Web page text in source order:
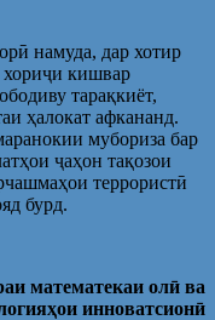
намуда, дар хотир
кишвар
тарақкиёт,
ҳалокат афкананд.
мубориза бар
ҷаҳон тақозои
террористӣ
бурд.
математекаи олӣ ва
ҳои инноватсионӣ